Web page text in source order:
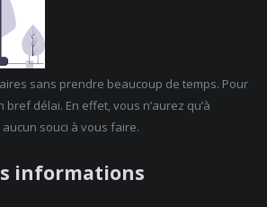
sans prendre beaucoup de temps. Pour
délai. En effet, vous n’aurez qu’à
souci à vous faire.
informations